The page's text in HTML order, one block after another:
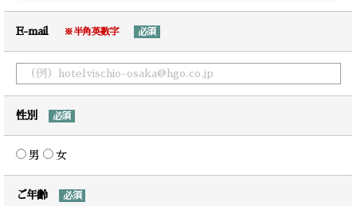
E-mail ※半角英数字 必須
性別 必須
男 女
ご年齢 必須